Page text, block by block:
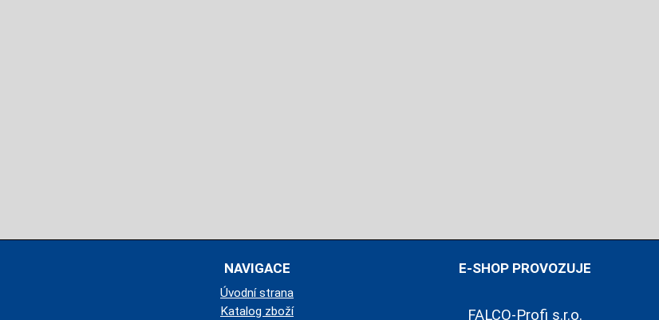
NAVIGACE
Úvodní strana
Katalog zboží
E-SHOP PROVOZUJE
FALCO-Profi s.r.o.